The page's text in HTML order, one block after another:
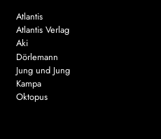
Atlantis
Atlantis Verlag
Aki
Dörlemann
Jung und Jung
Kampa
Oktopus